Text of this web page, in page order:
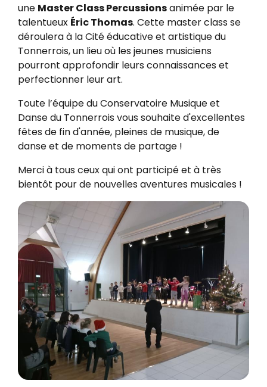
une Master Class Percussionsanimée par le
talentueux Éric Thomas. Cette master class se
déroulera à la Cité éducative et artistique du
Tonnerrois, un lieu où les jeunes musiciens
pourront approfondir leurs connaissances et
perfectionner leur art.
Toute l’équipe du Conservatoire Musique et
Danse du Tonnerrois vous souhaite d'excellentes
fêtes de fin d'année, pleines de musique, de
danse et de moments de partage !
Merci à tous ceux qui ont participé et à très
bientôt pour de nouvelles aventures musicales !